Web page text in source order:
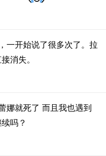
一开始说了很多次了。拉
消失。
娜就死了 而且我也遇到
吗？